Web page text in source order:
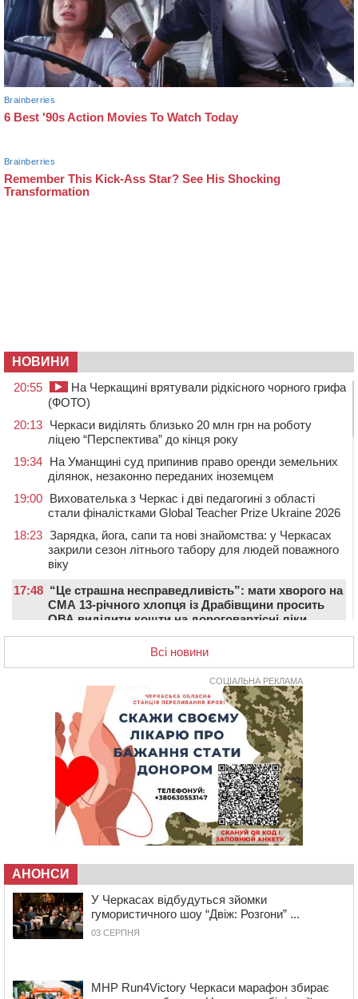
НОВИНИ
20:55
На Черкащині врятували рідкісного чорного грифа
(ФОТО)
20:13 Черкаси виділять близько 20 млн грн на роботу
ліцею “Перспектива” до кінця року
19:34 На Уманщині суд припинив право оренди земельних
ділянок, незаконно переданих іноземцем
19:00 Вихователька з Черкас і дві педагогині з області
стали фіналістками Global Teacher Prize Ukraine 2026
18:23 Зарядка, йога, сапи та нові знайомства: у Черкасах
закрили сезон літнього табору для людей поважного
віку
17:48 “Це страшна несправедливість”: мати хворого на
СМА 13-річного хлопця із Драбівщини просить
ОВА виділити кошти на дороговартісні ліки
На Уманщині судитимуть колишню очільницю відділу
освіти через закупівлю електрики за завищеною
У Черкасах провели в останню путь двох
загиблих воїнів
До 1 вересня у Черкасах оновлюють дорожню
розмітку біля навчальних закладів (ФОТОФАКТ)
На честь загиблого захисника і чемпіона світу в
Черкасах відкрили спортивно-реабілітаційний центр
На Звенигородщині, попри заборону міськради,
проведуть “Ше.Fest”
роботі електромереж та комунальних служб
14:02 На Черкащині намолотили перший мільйон тонн
зерна нового врожаю
13:40 На Кам’янщині сталася масштабна пожежа
сміттєзвалища
Всі новини
СОЦІАЛЬНА РЕКЛАМА
АНОНСИ
У Черкасах відбудуться зйомки
гумористичного шоу “Двіж: Розгони” ...
03 СЕРПНЯ
MHP Run4Victory Черкаси марафон збирає